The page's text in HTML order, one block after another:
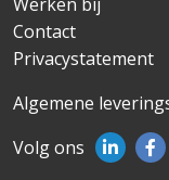
Contact
Privacystatement
Algemene
Volg ons